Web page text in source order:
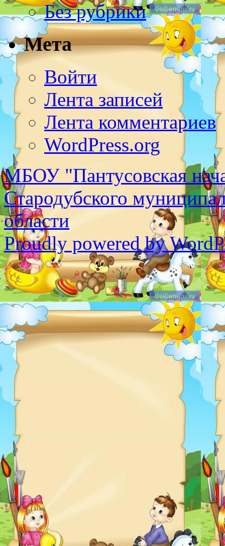
Без рубрики
Мета
Войти
Лента записей
Лента комментариев
WordPress.org
МБОУ "Пантусовская
Стародубского
области
Proudly powered by